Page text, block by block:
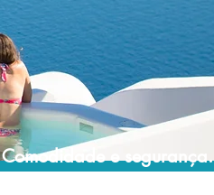
Comodidade e segurança.